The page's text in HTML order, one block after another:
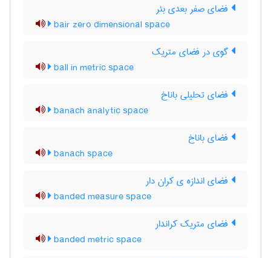
فضای صفر بعدی بئر
bair zero dimensional space
گوی در فضای متریک
ball in metric space
فضای تحلیلی باناخ
banach analytic space
فضای باناخ
banach space
فضای اندازه ی کران دار
banded measure space
فضای متریک کراندار
banded metric space